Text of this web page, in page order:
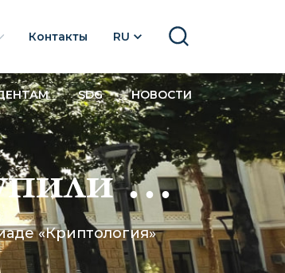
Контакты RU SEARCH
SDG НОВОСТИ
на
«Криптология»